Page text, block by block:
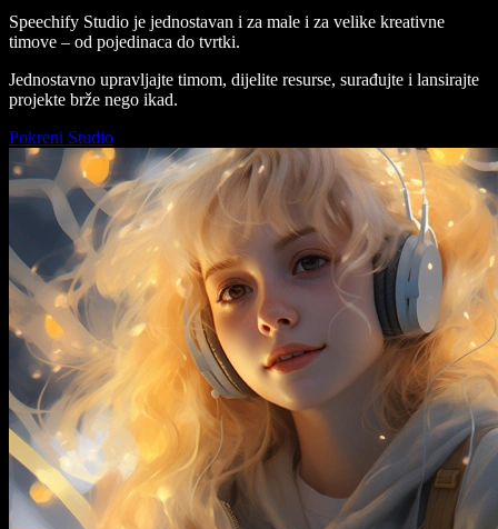
Speechify Studio je jednostavan i za male i za velike kreativne
timove – od pojedinaca do tvrtki.
Jednostavno upravljajte timom, dijelite resurse, surađujte i lansirajte
projekte brže nego ikad.
Pokreni Studio